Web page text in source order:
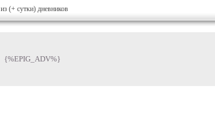
из (+ сутки) дневников
{%EPIG_ADV%}